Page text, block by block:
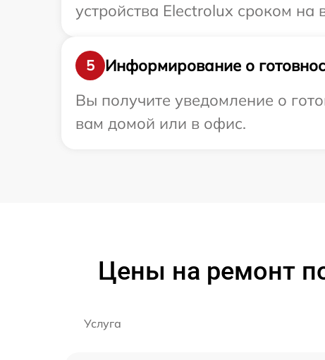
устройства Electrolux сроком на
5
Информирование о
Вы получите уведомление о
вам домой или в офис.
Цены на ремонт
Услуга